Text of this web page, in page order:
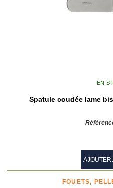
EN
Spatule coudée lame
AJOUTER
FOUETS,